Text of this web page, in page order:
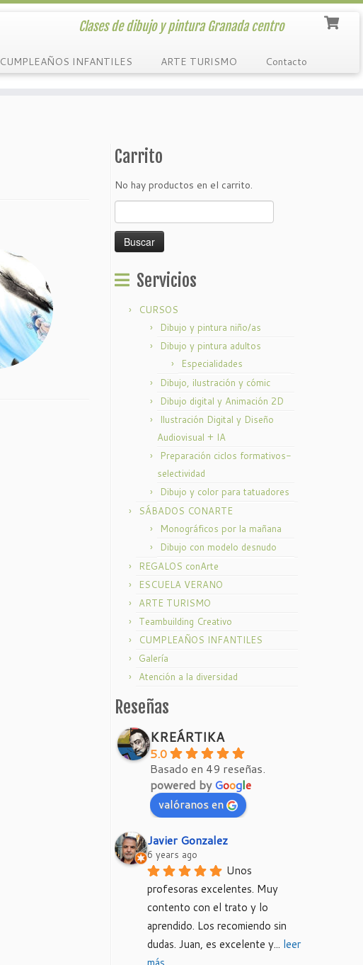
Clases de dibujo y pintura Granada centro
CUMPLEAÑOS INFANTILES ARTE TURISMO Contacto
Carrito
No hay productos en el carrito.
Servicios
CURSOS
Dibujo y pintura niño/as
Dibujo y pintura adultos
Especialidades
Dibujo, ilustración y cómic
Dibujo digital y Animación 2D
Ilustración Digital y Diseño
Audiovisual + IA
Preparación ciclos formativos-
selectividad
Dibujo y color para tatuadores
SÁBADOS CONARTE
Monográficos por la mañana
Dibujo con modelo desnudo
REGALOS conArte
ESCUELA VERANO
ARTE TURISMO
Teambuilding Creativo
CUMPLEAÑOS INFANTILES
Galería
Atención a la diversidad
Reseñas
KREÁRTIKA
5.0
Basado en 49 reseñas.
powered byGoogle
valóranos en
Javier Gonzalez
6 years ago
Unos
profesoras excelentes. Muy
contento con el trato y lo
aprendido. Los recomiendo sin
dudas. Juan, es excelente y... leer